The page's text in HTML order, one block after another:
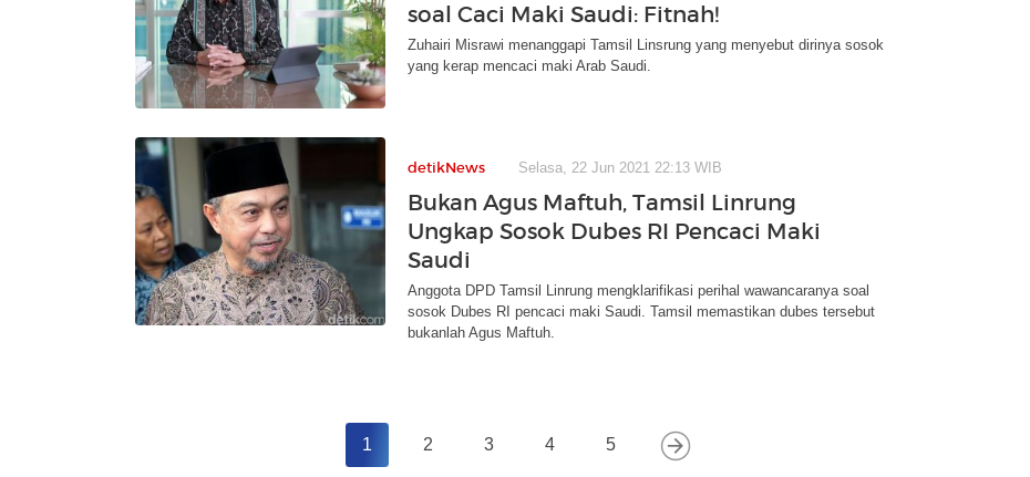
soal Caci Maki Saudi: Fitnah!
Zuhairi Misrawi menanggapi Tamsil Linsrung yang menyebut dirinya sosok
yang kerap mencaci maki Arab Saudi.
detikNews Selasa, 22 Jun 2021 22:13 WIB
Bukan Agus Maftuh, Tamsil Linrung
Ungkap Sosok Dubes RI Pencaci Maki
Saudi
Anggota DPD Tamsil Linrung mengklarifikasi perihal wawancaranya soal
sosok Dubes RI pencaci maki Saudi. Tamsil memastikan dubes tersebut
bukanlah Agus Maftuh.
1 2 3 4 5